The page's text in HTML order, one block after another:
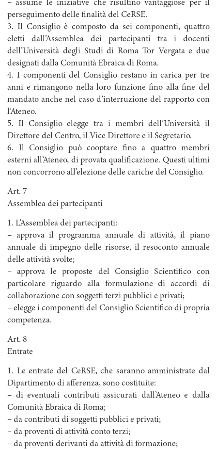
– assume le iniziative che risultino vantaggiose per il
perseguimento delle finalità del CeRSE.
3. Il Consiglio è composto da sei componenti, quattro
eletti dall’Assemblea dei partecipanti tra i docenti
dell’Università degli Studi di Roma Tor Vergata e due
designati dalla Comunità Ebraica di Roma.
4. I componenti del Consiglio restano in carica per tre
anni e rimangono nella loro funzione fino alla fine del
mandato anche nel caso d’interruzione del rapporto con
l’Ateneo.
5. Il Consiglio elegge tra i membri dell’Università il
Direttore del Centro, il Vice Direttore e il Segretario.
6. Il Consiglio può cooptare fino a quattro membri
esterni all’Ateneo, di provata qualificazione. Questi ultimi
non concorrono all’elezione delle cariche del Consiglio.
Art. 7
Assemblea dei partecipanti
1. L’Assemblea dei partecipanti:
– approva il programma annuale di attività, il piano
annuale di impegno delle risorse, il resoconto annuale
delle attività svolte;
– approva le proposte del Consiglio Scientifico con
particolare riguardo alla formulazione di accordi di
collaborazione con soggetti terzi pubblici e privati;
– elegge i componenti del Consiglio Scientifico di propria
competenza.
Art. 8
Entrate
1. Le entrate del CeRSE, che saranno amministrate dal
Dipartimento di afferenza, sono costituite:
– di eventuali contributi assicurati dall’Ateneo e dalla
Comunità Ebraica di Roma;
– da contributi di soggetti pubblici e privati;
– da proventi di attività conto terzi;
– da proventi derivanti da attività di formazione;